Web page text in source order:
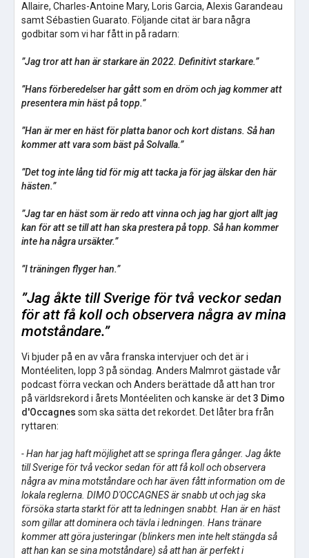
Allaire, Charles-Antoine Mary, Loris Garcia, Alexis Garandeau
samt Sébastien Guarato. Följande citat är bara några
godbitar som vi har fått in på radarn:
”Jag tror att han är starkare än 2022. Definitivt starkare.”
”Hans förberedelser har gått som en dröm och jag kommer att
presentera min häst på topp.”
”Han är mer en häst för platta banor och kort distans. Så han
kommer att vara som bäst på Solvalla.”
”Det tog inte lång tid för mig att tacka ja för jag älskar den här
hästen.”
”Jag tar en häst som är redo att vinna och jag har gjort allt jag
kan för att se till att han ska prestera på topp. Så han kommer
inte ha några ursäkter.”
”I träningen flyger han.”
”Jag åkte till Sverige för två veckor sedan
för att få koll och observera några av mina
motståndare.”
Vi bjuder på en av våra franska intervjuer och det är i
Montéeliten, lopp 3 på söndag. Anders Malmrot gästade vår
podcast förra veckan och Anders berättade då att han tror
på världsrekord i årets Montéeliten och kanske är det3 Dimo
d'Occagnes som ska sätta det rekordet. Det låter bra från
ryttaren:
- Han har jag haft möjlighet att se springa flera gånger. Jag åkte
till Sverige för två veckor sedan för att få koll och observera
några av mina motståndare och har även fått information om de
lokala reglerna. DIMO D'OCCAGNES är snabb ut och jag ska
försöka starta starkt för att ta ledningen snabbt. Han är en häst
som gillar att dominera och tävla i ledningen. Hans tränare
kommer att göra justeringar (blinkers men inte helt stängda så
att han kan se sina motståndare) så att han är perfekt i